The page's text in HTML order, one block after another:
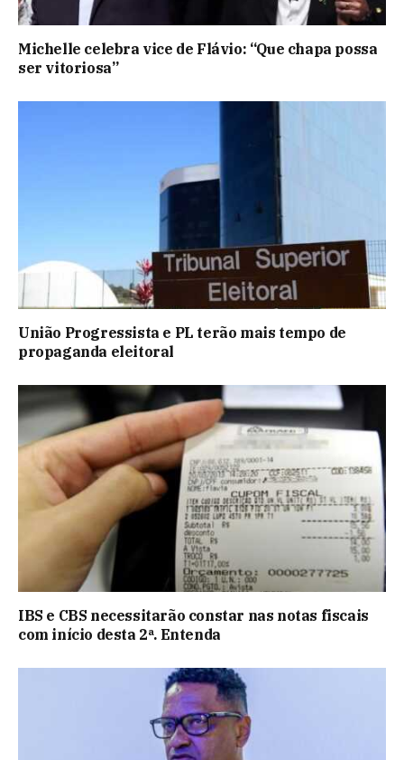
Michelle celebra vice de Flávio: “Que chapa possa
ser vitoriosa”
União Progressista e PL terão mais tempo de
propaganda eleitoral
IBS e CBS necessitarão constar nas notas fiscais
com início desta 2ª. Entenda